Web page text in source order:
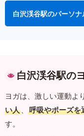
白沢渓谷駅のパーソ
白沢渓谷駅の
ヨガは、激しい運動よ
い人 、 呼吸やポーズを
す。